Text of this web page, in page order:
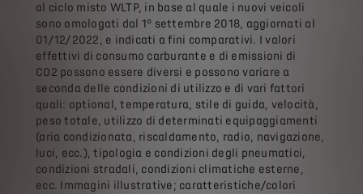
al ciclo misto WLTP, in base al quale i nuovi veicoli
sono omologati dal 1° settembre 2018, aggiornati al
01/12/2022, e indicati a fini comparativi. I valori
effettivi di consumo carburante e di emissioni di
CO2 possono essere diversi e possono variare a
seconda delle condizioni di utilizzo e di vari fattori
quali: optional, temperatura, stile di guida, velocità,
peso totale, utilizzo di determinati equipaggiamenti
(aria condizionata, riscaldamento, radio, navigazione,
luci, ecc.), tipologia e condizioni degli pneumatici,
condizioni stradali, condizioni climatiche esterne,
ecc. Immagini illustrative; caratteristiche/colori